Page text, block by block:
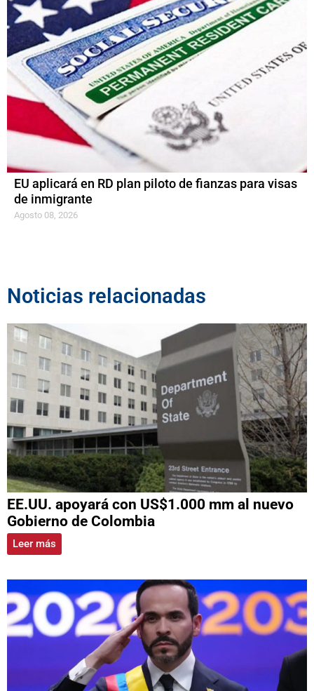
EU aplicará en RD plan piloto de fianzas para visas
de inmigrante
Agosto 08, 2026
Noticias relacionadas
EE.UU. apoyará con US$1.000 mm al nuevo
Gobierno de Colombia
Leer más